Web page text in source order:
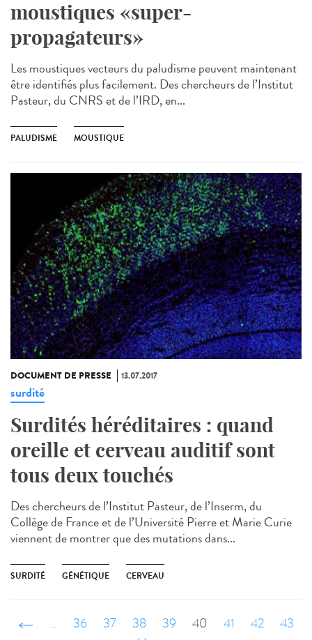
moustiques «super-
propagateurs»
Les moustiques vecteurs du paludisme peuvent maintenant
être identifiés plus facilement. Des chercheurs de l’Institut
Pasteur, du CNRS et de l’IRD, en...
PALUDISME MOUSTIQUE
DOCUMENT DE PRESSE 13.07.2017
surdité
Surdités héréditaires : quand
oreille et cerveau auditif sont
tous deux touchés
Des chercheurs de l’Institut Pasteur, de l’Inserm, du
Collège de France et de l’Université Pierre et Marie Curie
viennent de montrer que des mutations dans...
SURDITÉ GÉNÉTIQUE CERVEAU
‹ précédent
… 36 37 38 39 40 41 42
43